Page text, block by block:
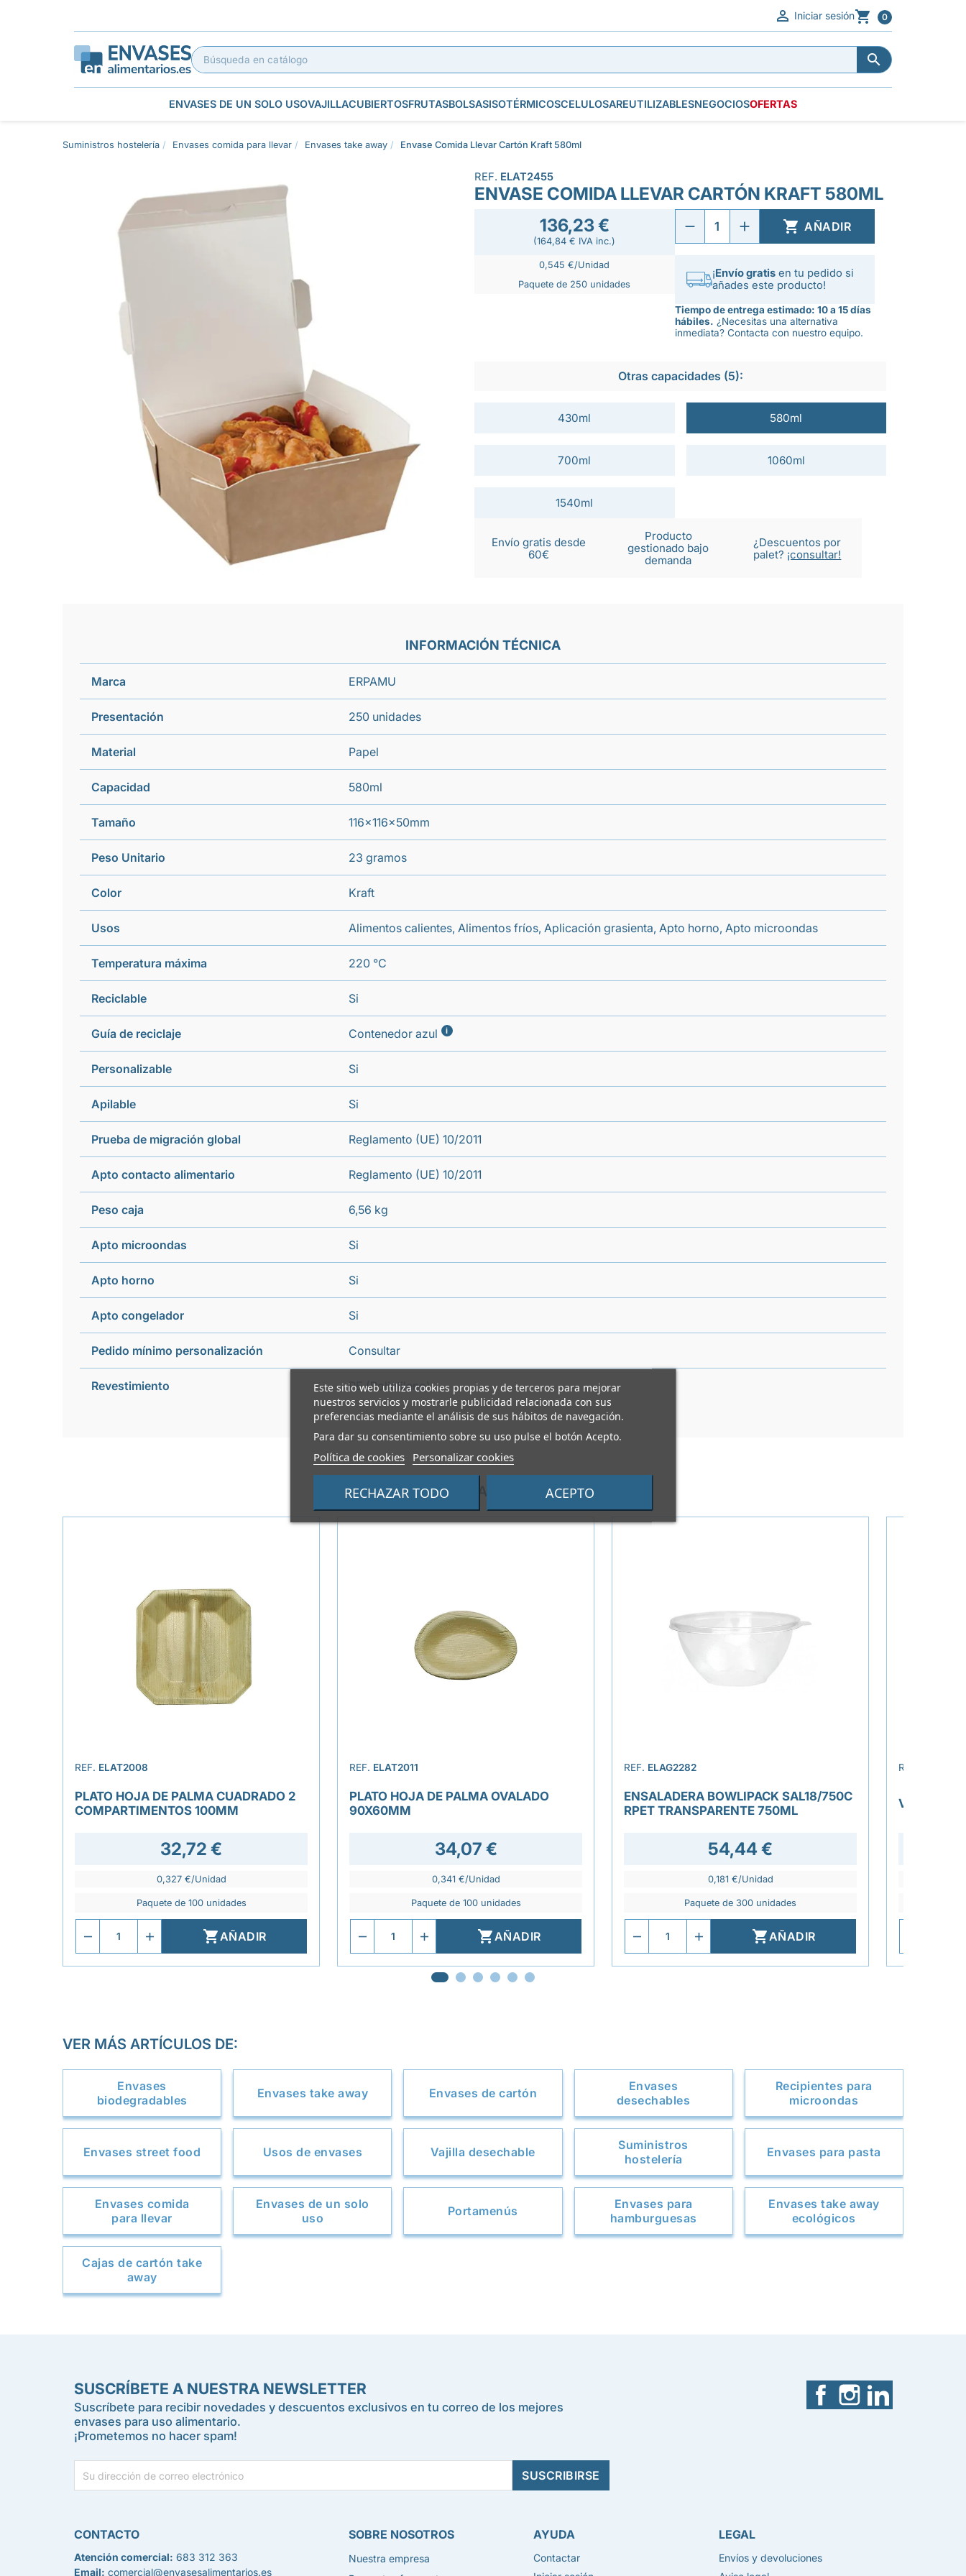
 Iniciar sesión 0


ENVASES DE UN SOLO USOVAJILLACUBIERTOSFRUTASBOLSASISOTÉRMICOSCELULOSAREUTILIZABLESNEGOCIOSOFERTAS
Este sitio web utiliza cookies propias y de terceros para mejorar
nuestros servicios y mostrarle publicidad relacionada con sus
preferencias mediante el análisis de sus hábitos de navegación.
Para dar su consentimiento sobre su uso pulse el botón Acepto.
Política de cookies Personalizar cookies
RECHAZAR TODO ACEPTO
Suministros hostelería Envases comida para llevar Envases take away Envase Comida Llevar Cartón Kraft 580ml
REF. ELAT2455
ENVASE COMIDA LLEVAR CARTÓN KRAFT 580ML
136,23 €
(164,84 € IVA inc.)
0,545 €/Unidad
Paquete de 250 unidades
 AÑADIR
¡Envío gratisen tu pedido si
añades este producto!
Tiempo de entrega estimado: 10 a 15 días
hábiles. ¿Necesitas una alternativa
inmediata? Contacta con nuestro equipo.
Otras capacidades (5):
430ml 580ml
700ml 1060ml
1540ml
Envío gratis desde
60€
Producto
gestionado bajo
demanda
¿Descuentos por
palet? ¡consultar!
INFORMACIÓN TÉCNICA
Marca ERPAMU
Presentación 250 unidades
Material Papel
Capacidad 580ml
Tamaño 116x116x50mm
Peso Unitario 23 gramos
Color Kraft
Usos Alimentos calientes, Alimentos fríos, Aplicación grasienta, Apto horno, Apto microondas
Temperatura máxima 220 °C
Reciclable Si
Guía de reciclaje Contenedor azul i
Personalizable Si
Apilable Si
Prueba de migración global Reglamento (UE) 10/2011
Apto contacto alimentario Reglamento (UE) 10/2011
Peso caja 6,56 kg
Apto microondas Si
Apto horno Si
Apto congelador Si
Pedido mínimo personalización Consultar
Revestimiento PE (Polietileno)
PRODUCTOS ALTERNATIVOS
REF. ELAT2008
PLATO HOJA DE PALMA CUADRADO 2
COMPARTIMENTOS 100MM
32,72 €
0,327 €/Unidad
Paquete de 100 unidades
AÑADIR
REF. ELAT2011
PLATO HOJA DE PALMA OVALADO
90X60MM
34,07 €
0,341 €/Unidad
Paquete de 100 unidades
AÑADIR
REF. ELAG2282
ENSALADERA BOWLIPACK SAL18/750C
RPET TRANSPARENTE 750ML
54,44 €
0,181 €/Unidad
Paquete de 300 unidades
AÑADIR
REF.
VASO
VER MÁS ARTÍCULOS DE:
Envases
biodegradables
Envases take away Envases de cartón
Envases
desechables
Recipientes para
microondas
Envases street food Usos de envases Vajilla desechable
Suministros
hostelería
Envases para pasta
Envases comida
para llevar
Envases de un solo
uso
Portamenús
Envases para
hamburguesas
Envases take away
ecológicos
Cajas de cartón take
away
SUSCRÍBETE A NUESTRA NEWSLETTER
Suscríbete para recibir novedades y descuentos exclusivos en tu correo de los mejores
envases para uso alimentario.
¡Prometemos no hacer spam!
FacebookInstagram
CONTACTO
Atención comercial: 683 312 363
Email: comercial@envasesalimentarios.es
SOBRE NOSOTROS
Nuestra empresa
AYUDA
Contactar
LEGAL
Envíos y devoluciones